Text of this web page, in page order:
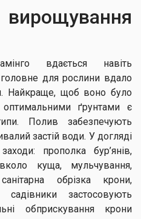
вдається навіть
для рослини вдало
Найкраще, щоб воно було
ґрунтами є
Полив забезпечують
застій води. У догляді
прополка бур’янів,
куща, мульчування,
обрізка крони,
застосовують
обприскування крони